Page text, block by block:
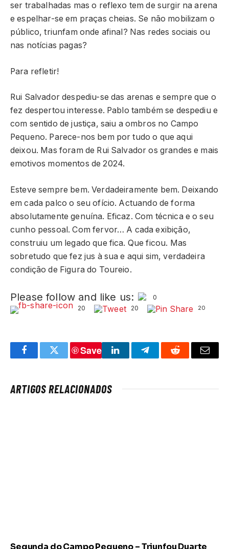
ser trabalhadas mas o reflexo tem de surgir na arena
e espelhar-se em praças cheias. Se não mobilizam o
público, triunfam onde afinal? Nas redes sociais ou
nas notícias pagas?
Para refletir!
Rui Salvador despediu-se das arenas e sempre que o
fez despertou interesse. Pablo também se despediu e
com sentido de justiça, saiu a ombros no Campo
Pequeno. Parece-nos bem por tudo o que aqui
deixou. Mas foram de Rui Salvador os grandes e mais
emotivos momentos de 2024.
Esteve sempre bem. Verdadeiramente bem. Deixando
em cada palco o seu ofício. Actuando de forma
absolutamente genuína. Eficaz. Com técnica e o seu
cunho pessoal. Com fervor… A cada exibição,
construiu um legado que fica. Que ficou. Mas
sobretudo que fez jus à sua e aqui sim, verdadeira
condição de Figura do Toureio.
Please follow and like us:
0
20
20 20
FacebookTwitter
Save
LinkedInTelegramReddit Email
ARTIGOS RELACIONADOS
Segunda do Campo Pequeno – Triunfou Duarte